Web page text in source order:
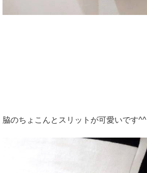
脇のちょこんとスリットが可愛いです^^